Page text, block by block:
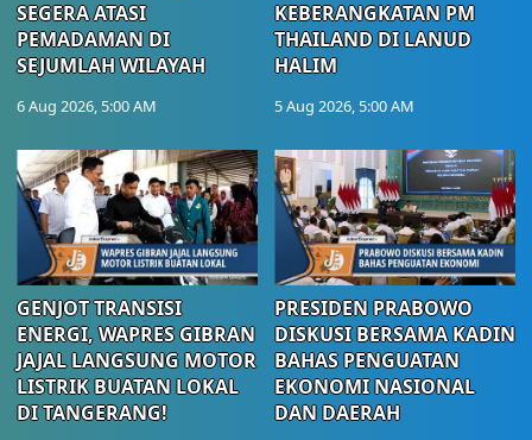
SEGERA ATASI
PEMADAMAN DI
SEJUMLAH WILAYAH
6 Aug 2026, 5:00 AM
KEBERANGKATAN PM
THAILAND DI LANUD
HALIM
5 Aug 2026, 5:00 AM
GENJOT TRANSISI
ENERGI, WAPRES GIBRAN
JAJAL LANGSUNG MOTOR
LISTRIK BUATAN LOKAL
DI TANGERANG!
PRESIDEN PRABOWO
DISKUSI BERSAMA KADIN
BAHAS PENGUATAN
EKONOMI NASIONAL
DAN DAERAH